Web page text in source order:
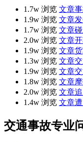
1.7w 浏览 文章
1.9w 浏览 文章
1.7w 浏览 文章
2.0w 浏览 文章
1.9w 浏览 文章
1.3w 浏览 文章
1.9w 浏览 文章
1.8w 浏览 文章
2.0w 浏览 文章
1.4w 浏览 文章
交通事故专业